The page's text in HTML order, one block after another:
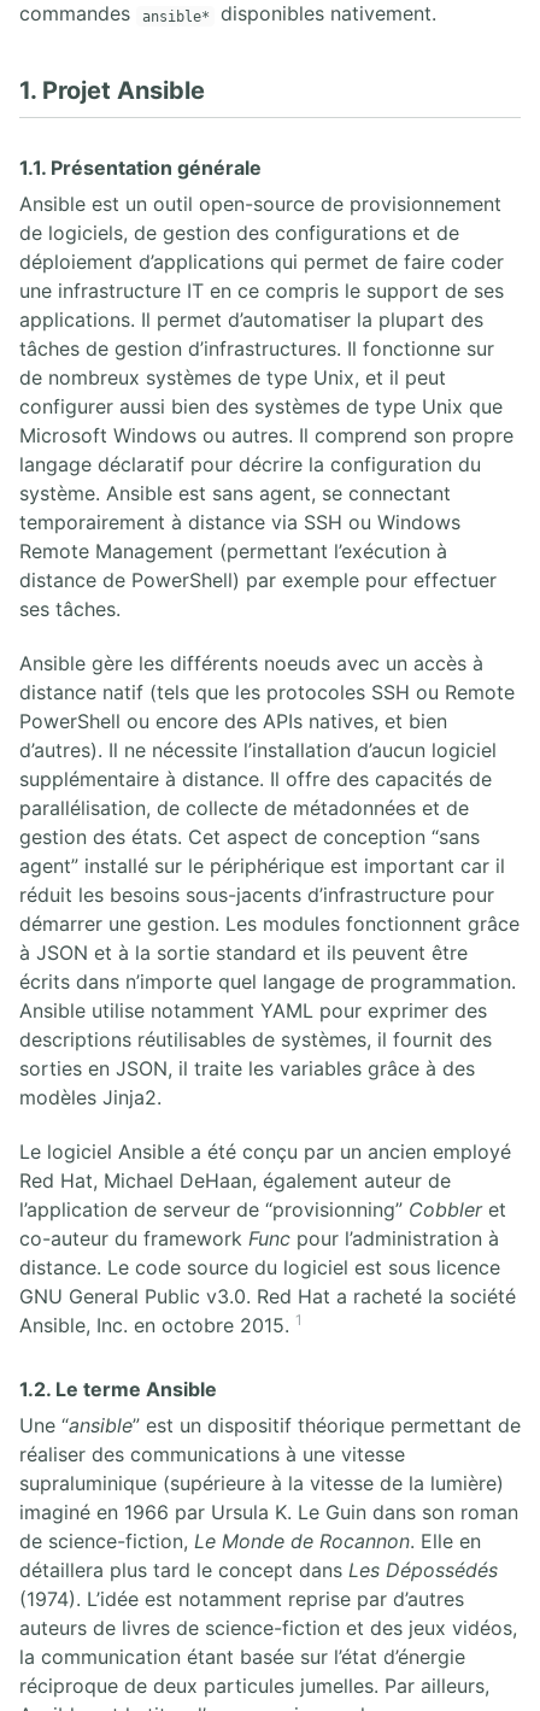
commandes
ansible* disponibles nativement.
1. Projet Ansible
1.1. Présentation générale
Ansible est un outil open-source de provisionnement
de logiciels, de gestion des configurations et de
déploiement d’applications qui permet de faire coder
une infrastructure IT en ce compris le support de ses
applications. Il permet d’automatiser la plupart des
tâches de gestion d’infrastructures. Il fonctionne sur
de nombreux systèmes de type Unix, et il peut
configurer aussi bien des systèmes de type Unix que
Microsoft Windows ou autres. Il comprend son propre
langage déclaratif pour décrire la configuration du
système. Ansible est sans agent, se connectant
temporairement à distance via SSH ou Windows
Remote Management (permettant l’exécution à
distance de PowerShell) par exemple pour effectuer
ses tâches.
Ansible gère les différents noeuds avec un accès à
distance natif (tels que les protocoles SSH ou Remote
PowerShell ou encore des APIs natives, et bien
d’autres). Il ne nécessite l’installation d’aucun logiciel
supplémentaire à distance. Il offre des capacités de
parallélisation, de collecte de métadonnées et de
gestion des états. Cet aspect de conception “sans
agent” installé sur le périphérique est important car il
réduit les besoins sous-jacents d’infrastructure pour
démarrer une gestion. Les modules fonctionnent grâce
à JSON et à la sortie standard et ils peuvent être
écrits dans n’importe quel langage de programmation.
Ansible utilise notamment YAML pour exprimer des
descriptions réutilisables de systèmes, il fournit des
sorties en JSON, il traite les variables grâce à des
modèles Jinja2.
Le logiciel Ansible a été conçu par un ancien employé
Red Hat, Michael DeHaan, également auteur de
l’application de serveur de “provisionning” Cobbleret
co-auteur du framework Func pour l’administration à
distance. Le code source du logiciel est sous licence
GNU General Public v3.0. Red Hat a racheté la société
Ansible, Inc. en octobre 2015. 1
1.2. Le terme Ansible
Une “ansible” est un dispositif théorique permettant de
réaliser des communications à une vitesse
supraluminique (supérieure à la vitesse de la lumière)
imaginé en 1966 par Ursula K. Le Guin dans son roman
de science-fiction, Le Monde de Rocannon. Elle en
détaillera plus tard le concept dans Les Dépossédés
(1974). L’idée est notamment reprise par d’autres
auteurs de livres de science-fiction et des jeux vidéos,
la communication étant basée sur l’état d’énergie
réciproque de deux particules jumelles. Par ailleurs,